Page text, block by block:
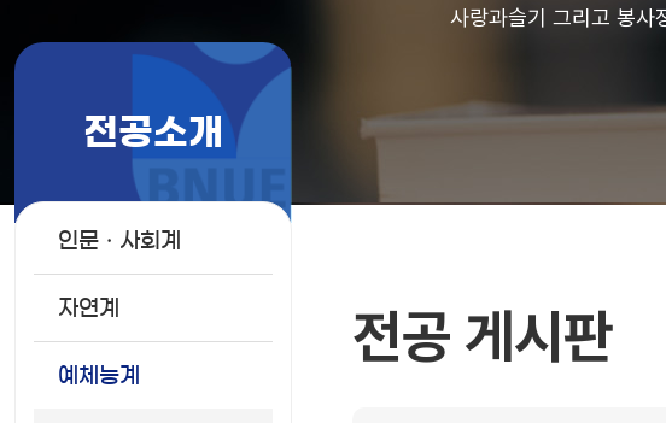
사랑과슬기 그리고 봉사
전공소개
인문ㆍ사회계
자연계
예체능계
전공 게시판